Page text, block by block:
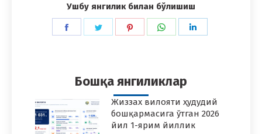
Ушбу янгилик билан бўлишиш
Share
Share
Share
Share
Бошқа янгиликлар
Жиззах вилояти ҳудудий
бошқармасига ўтган 2026
йил 1-ярим йиллик